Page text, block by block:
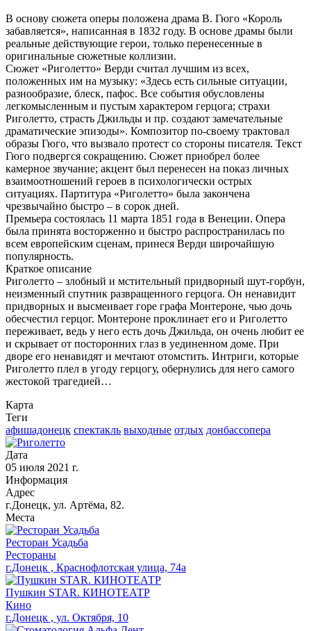
В основу сюжета оперы положена драма В. Гюго «Король
забавляется», написанная в 1832 году. В основе драмы были
реальные действующие герои, только перенесенные в
оригинальные сюжетные коллизии.
Сюжет «Риголетто» Верди считал лучшим из всех,
положенных им на музыку: «Здесь есть сильные ситуации,
разнообразие, блеск, пафос. Все события обусловлены
легкомысленным и пустым характером герцога; страхи
Риголетто, страсть Джильды и пр. создают замечательные
драматические эпизоды». Композитор по-своему трактовал
образы Гюго, что вызвало протест со стороны писателя. Текст
Гюго подвергся сокращению. Сюжет приобрел более
камерное звучание; акцент был перенесен на показ личных
взаимоотношений героев в психологически острых
ситуациях. Партитура «Риголетто» была закончена
чрезвычайно быстро – в сорок дней.
Премьера состоялась 11 марта 1851 года в Венеции. Опера
была принята восторженно и быстро распространилась по
всем европейским сценам, принеся Верди широчайшую
популярность.
Краткое описание
Риголетто – злобный и мстительный придворный шут-горбун,
неизменный спутник развращенного герцога. Он ненавидит
придворных и высмеивает горе графа Монтероне, чью дочь
обесчестил герцог. Монтероне проклинает его и Риголетто
переживает, ведь у него есть дочь Джильда, он очень любит ее
и скрывает от посторонних глаз в уединенном доме. При
дворе его ненавидят и мечтают отомстить. Интриги, которые
Риголетто плел в угоду герцогу, обернулись для него самого
жестокой трагедией…
Карта
Теги
афишадонецк спектакль выходные отдых донбассопера
Дата
05 июля 2021 г.
Информация
Адрес
г.Донецк, ул. Артёма, 82.
Места
Ресторан Усадьба
Рестораны
г.Донецк , Краснофлотская улица, 74а
Пушкин STAR. КИНОТЕАТР
Кино
г.Донецк , ул. Октября, 10